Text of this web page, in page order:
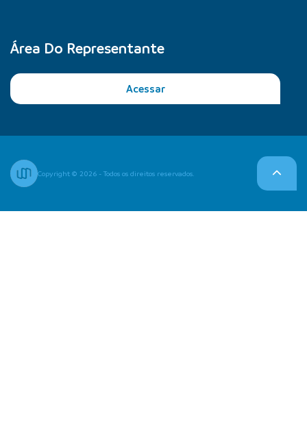
Área Do Representante
Acessar
Copyright © 2026 - Todos os direitos reservados.